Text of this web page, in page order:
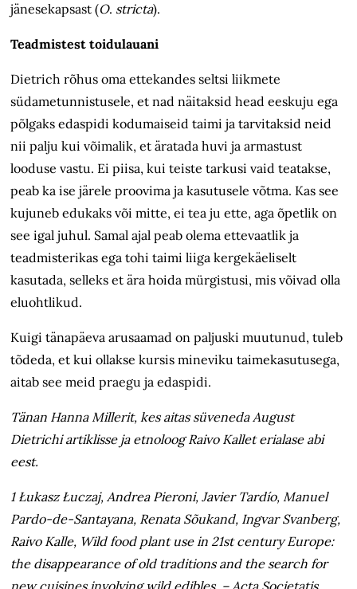
jänesekapsast (O. stricta).
Teadmistest toidulauani
Dietrich rõhus oma ettekandes seltsi liikmete
südametunnistusele, et nad näitaksid head eeskuju ega
põlgaks edaspidi kodumaiseid taimi ja tarvitaksid neid
nii palju kui võimalik, et äratada huvi ja armastust
looduse vastu. Ei piisa, kui teiste tarkusi vaid teatakse,
peab ka ise järele proovima ja kasutusele võtma. Kas see
kujuneb edukaks või mitte, ei tea ju ette, aga õpetlik on
see igal juhul. Samal ajal peab olema ettevaatlik ja
teadmisterikas ega tohi taimi liiga kergekäeliselt
kasutada, selleks et ära hoida mürgistusi, mis võivad olla
eluohtlikud.
Kuigi tänapäeva arusaamad on paljuski muutunud, tuleb
tõdeda, et kui ollakse kursis mineviku taimekasutusega,
aitab see meid praegu ja edaspidi.
Tänan Hanna Millerit, kes aitas süveneda August
Dietrichi artiklisse ja etnoloog Raivo Kallet erialase abi
eest.
1 Łukasz Łuczaj, Andrea Pieroni, Javier Tardío, Manuel
Pardo-de-Santayana, Renata Sõukand, Ingvar Svanberg,
Raivo Kalle, Wild food plant use in 21st century Europe:
the disappearance of old traditions and the search for